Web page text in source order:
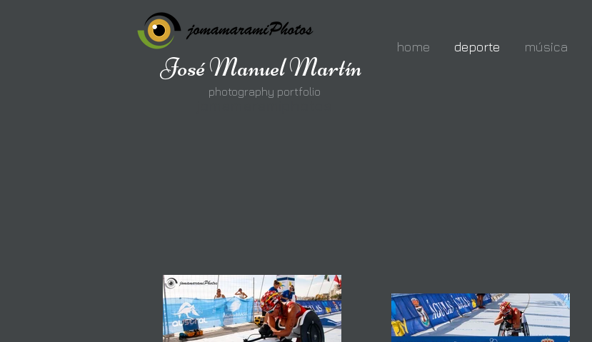
José Manuel Martín
photography portfolio
home deporte música